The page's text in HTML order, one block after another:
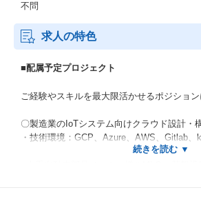
不問
求人の特色
■配属予定プロジェクト
ご経験やスキルを最大限活かせるポジション
〇製造業のIoTシステム向けクラウド設計・
・技術環境：GCP、Azure、AWS、Gitlab、